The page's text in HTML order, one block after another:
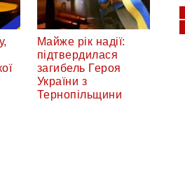
Майже рік надії:
підтвердилася
загибель Героя
України з
Тернопільщини